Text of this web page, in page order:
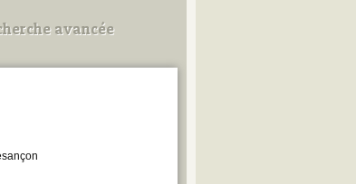
avancée
les champs ci-dessous